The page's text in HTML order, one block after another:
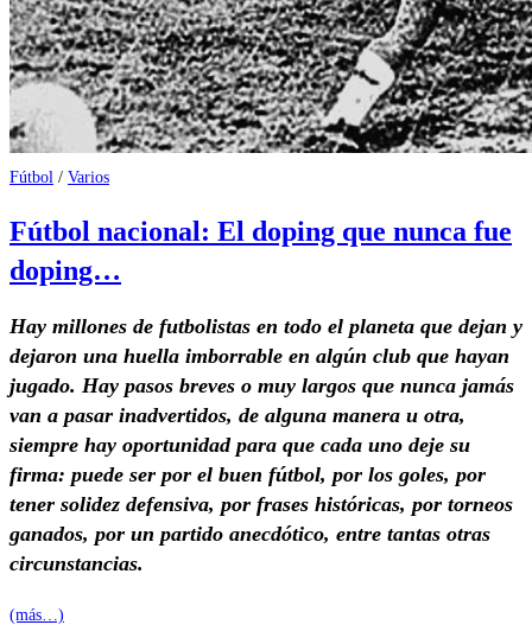
Fútbol / Varios
Fútbol nacional: El doping que nunca fue
doping…
Hay millones de futbolistas en todo el planeta que dejan y
dejaron una huella imborrable en algún club que hayan
jugado. Hay pasos breves o muy largos que nunca jamás
van a pasar inadvertidos, de alguna manera u otra,
siempre hay oportunidad para que cada uno deje su
firma: puede ser por el buen fútbol, por los goles, por
tener solidez defensiva, por frases históricas, por torneos
ganados, por un partido anecdótico, entre tantas otras
circunstancias.
(más…)